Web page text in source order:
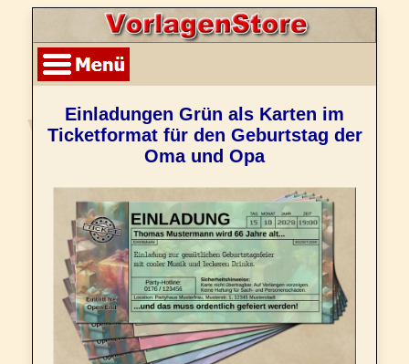
Einladungen Grün als Karten im
Ticketformat für den Geburtstag der
Oma und Opa